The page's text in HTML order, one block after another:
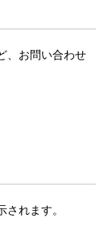
、お問い合わせ
れます。